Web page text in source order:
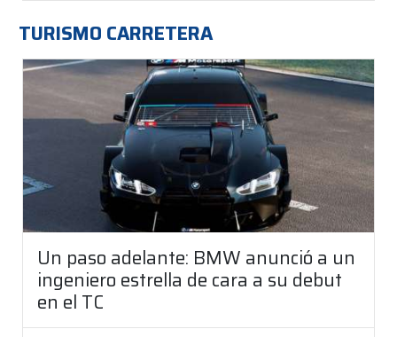
TURISMO CARRETERA
Un paso adelante: BMW anunció a un
ingeniero estrella de cara a su debut
en el TC